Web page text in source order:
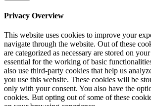
Privacy Overview
This website uses cookies to improve your
navigate through the website. Out of these
are categorized as necessary are stored on
essential for the working of basic
also use third-party cookies that help us
you use this website. These cookies will be
only with your consent. You also have the
cookies. But opting out of some of these